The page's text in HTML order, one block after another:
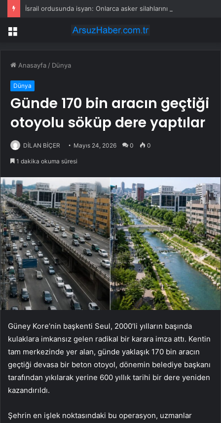
Menü
Anasayfa / Dünya
Dünya
Günde 170 bin aracın geçtiği
otoyolu söküp dere yaptılar
DİLAN BİÇER Mayıs 24, 2026 0 0
1 dakika okuma süresi
Güney Kore’nin başkenti Seul, 2000’li yılların başında
kulaklara imkansız gelen radikal bir karara imza attı. Kentin
tam merkezinde yer alan, günde yaklaşık 170 bin aracın
geçtiği devasa bir beton otoyol, dönemin belediye başkanı
tarafından yıkılarak yerine 600 yıllık tarihi bir dere yeniden
kazandırıldı.
Şehrin en işlek noktasındaki bu operasyon, uzmanlar